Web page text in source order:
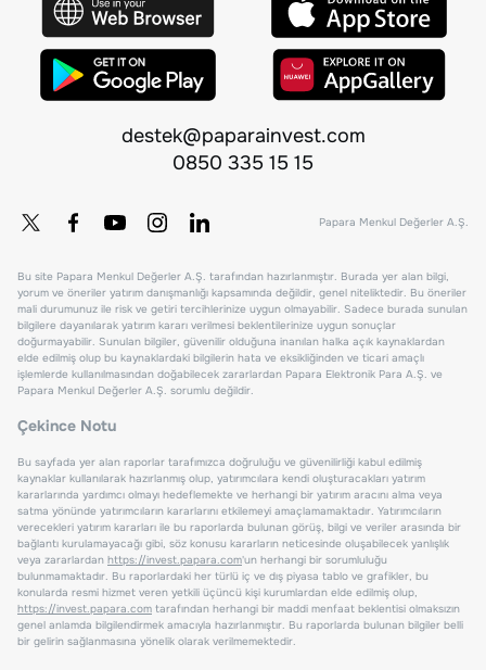
destek@paparainvest.com
0850 335 15 15
Papara Menkul Değerler A.Ş.
Bu site Papara Menkul Değerler A.Ş. tarafından hazırlanmıştır. Burada yer alan bilgi,
yorum ve öneriler yatırım danışmanlığı kapsamında değildir, genel niteliktedir. Bu öneriler
mali durumunuz ile risk ve getiri tercihlerinize uygun olmayabilir. Sadece burada sunulan
bilgilere dayanılarak yatırım kararı verilmesi beklentilerinize uygun sonuçlar
doğurmayabilir. Sunulan bilgiler, güvenilir olduğuna inanılan halka açık kaynaklardan
elde edilmiş olup bu kaynaklardaki bilgilerin hata ve eksikliğinden ve ticari amaçlı
işlemlerde kullanılmasından doğabilecek zararlardan Papara Elektronik Para A.Ş. ve
Papara Menkul Değerler A.Ş. sorumlu değildir.
Çekince Notu
Bu sayfada yer alan raporlar tarafımızca doğruluğu ve güvenilirliği kabul edilmiş
kaynaklar kullanılarak hazırlanmış olup, yatırımcılara kendi oluşturacakları yatırım
kararlarında yardımcı olmayı hedeflemekte ve herhangi bir yatırım aracını alma veya
satma yönünde yatırımcıların kararlarını etkilemeyi amaçlamamaktadır. Yatırımcıların
verecekleri yatırım kararları ile bu raporlarda bulunan görüş, bilgi ve veriler arasında bir
bağlantı kurulamayacağı gibi, söz konusu kararların neticesinde oluşabilecek yanlışlık
veya zararlardan https://invest.papara.com'un herhangi bir sorumluluğu
bulunmamaktadır. Bu raporlardaki her türlü iç ve dış piyasa tablo ve grafikler, bu
konularda resmi hizmet veren yetkili üçüncü kişi kurumlardan elde edilmiş olup,
https://invest.papara.com tarafından herhangi bir maddi menfaat beklentisi olmaksızın
genel anlamda bilgilendirmek amacıyla hazırlanmıştır. Bu raporlarda bulunan bilgiler belli
bir gelirin sağlanmasına yönelik olarak verilmemektedir.